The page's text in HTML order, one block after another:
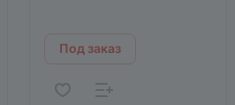
Под заказ